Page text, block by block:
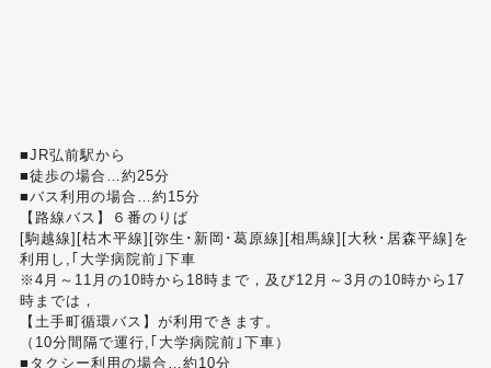
■JR弘前駅から
■徒歩の場合…約25分
■バス利用の場合…約15分
【路線バス】６番のりば
[駒越線][枯木平線][弥生･新岡･葛原線][相馬線][大秋･居森平線]を
利用し,｢大学病院前｣下車
※4月～11月の10時から18時まで，及び12月～3月の10時から17
時までは，
【土手町循環バス】が利用できます。
（10分間隔で運行,｢大学病院前｣下車）
■タクシー利用の場合…約10分